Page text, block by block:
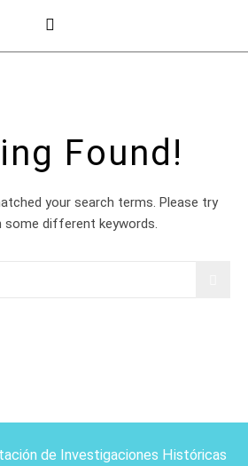
Found!
your search terms. Please try
some different keywords.
de Investigaciones Históricas